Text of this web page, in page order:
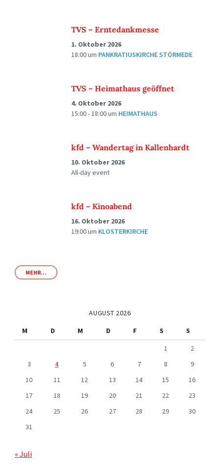
TVS – Erntedankmesse
1. Oktober 2026
18:00um PANKRATIUSKIRCHE STÖRMEDE
TVS – Heimathaus geöffnet
4. Oktober 2026
15:00 - 18:00um HEIMATHAUS
kfd – Wandertag in Kallenhardt
10. Oktober 2026
All-day event
kfd – Kinoabend
16. Oktober 2026
19:00um KLOSTERKIRCHE
MEHR...
AUGUST 2026
M
D M D F S
S
1
2
3
4 5 6 7 8
9
10
11 12 13 14 15
16
17
18 19 20 21 22
23
24
25 26 27 28 29
30
31
« Juli